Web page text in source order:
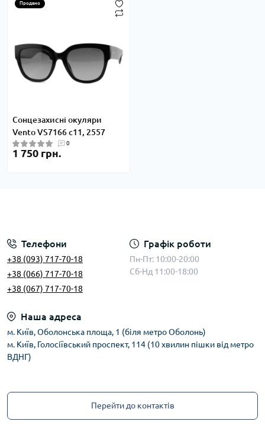
Продано
Сонцезахисні окуляри
Vento VS7166 c11, 2557
0
1 750 грн.
Телефони
+38 (093) 717-70-18
+38 (066) 717-70-18
+38 (067) 717-70-18
Графік роботи
Пн-Пт: 10:00-20:00
Сб-Нд 11:00-18:00
Наша адреса
м. Київ, Оболонська площа, 1 (біля метро Оболонь)
м. Київ, Голосіївський проспект, 114 (10 хвилин пішки від метро
ВДНГ)
Перейти до контактів